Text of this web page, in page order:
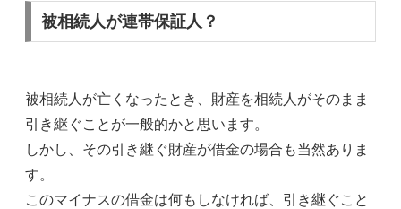
被相続人が連帯保証人？
被相続人が亡くなったとき、財産を相続人がそのまま
引き継ぐことが一般的かと思います。
しかし、その引き継ぐ財産が借金の場合も当然ありま
す。
このマイナスの借金は何もしなければ、引き継ぐこと